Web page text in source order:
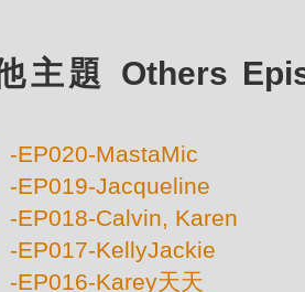
主題 Others
-EP020-MastaMic
-EP019-Jacqueline
-EP018-Calvin, Karen
-EP017-KellyJackie
-EP016-Karey天天